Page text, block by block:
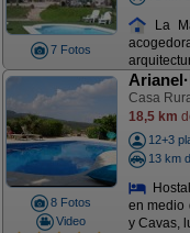
7 Fotos
La
8 Fotos
Video
Casa
18,5 km
12+3
13 km
en medio
y Cavas,